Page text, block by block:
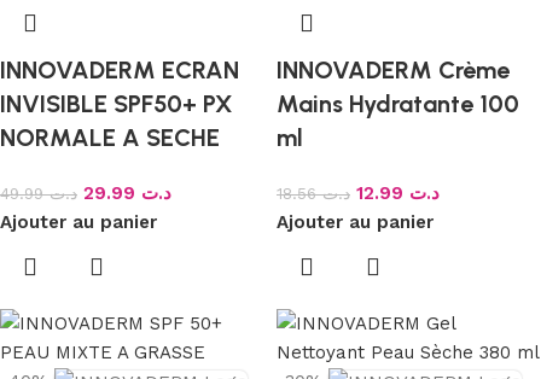
INNOVADERM ECRAN
INVISIBLE SPF50+ PX
NORMALE A SECHE
د.ت49.99 د.ت
Ajouter au panier
INNOVADERM Crème
Mains Hydratante 100
ml
د.ت18.56 د.ت
Ajouter au panier